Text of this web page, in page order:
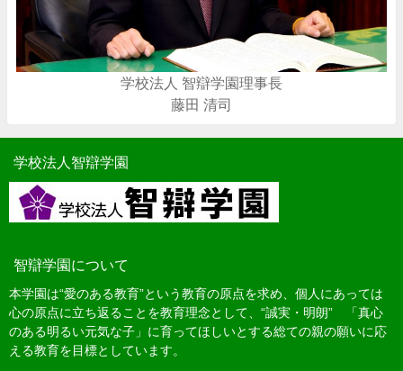
学校法人 智辯学園理事長
藤田 清司
学校法人智辯学園
智辯学園について
本学園は“愛のある教育”という教育の原点を求め、個人にあっては
心の原点に立ち返ることを教育理念として、“誠実・明朗” 「真心
のある明るい元気な子」に育ってほしいとする総ての親の願いに応
える教育を目標としています。